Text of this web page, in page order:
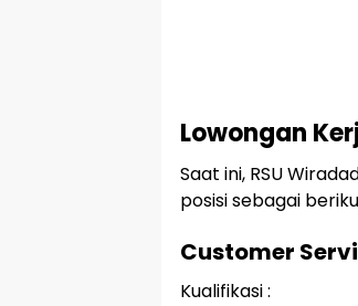
Lowongan
Saat ini, RSU
posisi sebagai
Customer
Kualifikasi :